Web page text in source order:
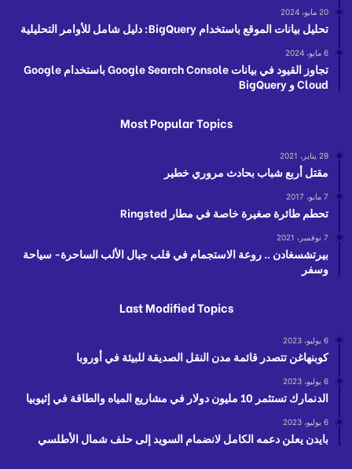
20 مايو، 2024
تحليل بيانات الموقع باستخدام BigQuery: دليل شامل للأوامر التحليلية
6 مايو، 2024
تجاوز القيود في بيانات Google Search Console باستخدام Google
Cloud و BigQuery
Most Popular Topics
29 يناير، 2021
مقتل أربع شباب بحادث مروري خطير
7 مايو، 2017
تحطم طائرة صغيرة خاصة في مطار Ringsted
7 نوفمبر، 2021
بيرتشسغادن .. روعة الاستجمام في قلب جبال الألب الساحرة- سياحة
وسفر
Last Modified Topics
6 يوليو، 2023
كوبنهاغن تتصدر قائمة مدن النقل الصديقة للبيئة في أوروبا
6 يوليو، 2023
الدنمارك تستثمر 10 مليون دولار في مشاريع المياه والطاقة في إثيوبيا
6 يوليو، 2023
بايدن يعلن دعمه الكامل لانضمام السويد إلى حلف شمال الأطلسي